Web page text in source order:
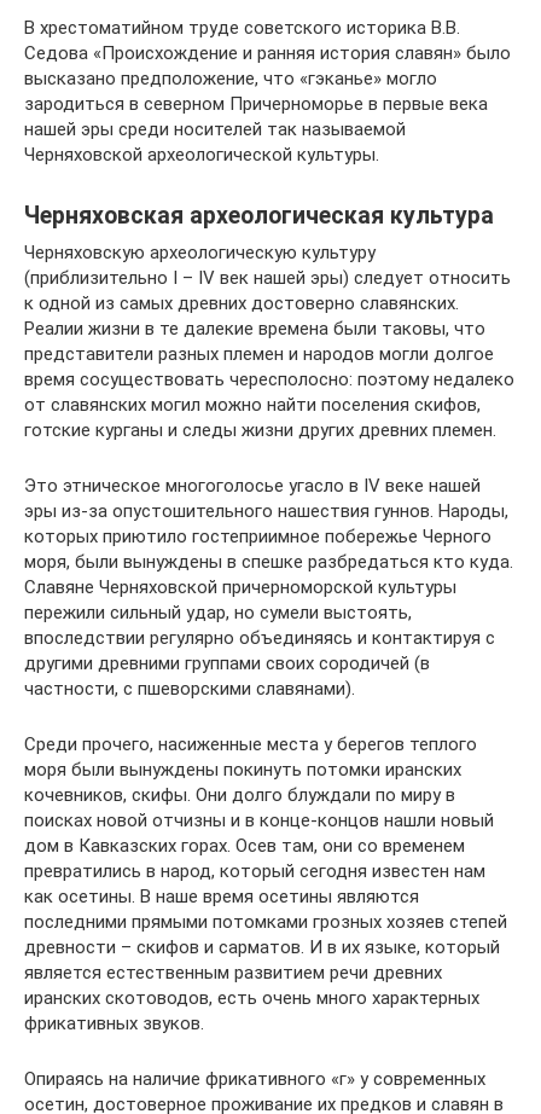
В хрестоматийном труде советского историка В.В.
Седова «Происхождение и ранняя история славян» было
высказано предположение, что «гэканье» могло
зародиться в северном Причерноморье в первые века
нашей эры среди носителей так называемой
Черняховской археологической культуры.
Черняховская археологическая культура
Черняховскую археологическую культуру
(приблизительно I – IV век нашей эры) следует относить
к одной из самых древних достоверно славянских.
Реалии жизни в те далекие времена были таковы, что
представители разных племен и народов могли долгое
время сосуществовать чересполосно: поэтому недалеко
от славянских могил можно найти поселения скифов,
готские курганы и следы жизни других древних племен.
Это этническое многоголосье угасло в IV веке нашей
эры из-за опустошительного нашествия гуннов. Народы,
которых приютило гостеприимное побережье Черного
моря, были вынуждены в спешке разбредаться кто куда.
Славяне Черняховской причерноморской культуры
пережили сильный удар, но сумели выстоять,
впоследствии регулярно объединяясь и контактируя с
другими древними группами своих сородичей (в
частности, с пшеворскими славянами).
Среди прочего, насиженные места у берегов теплого
моря были вынуждены покинуть потомки иранских
кочевников, скифы. Они долго блуждали по миру в
поисках новой отчизны и в конце-концов нашли новый
дом в Кавказских горах. Осев там, они со временем
превратились в народ, который сегодня известен нам
как осетины. В наше время осетины являются
последними прямыми потомками грозных хозяев степей
древности – скифов и сарматов. И в их языке, который
является естественным развитием речи древних
иранских скотоводов, есть очень много характерных
фрикативных звуков.
Опираясь на наличие фрикативного «г» у современных
осетин, достоверное проживание их предков и славян в